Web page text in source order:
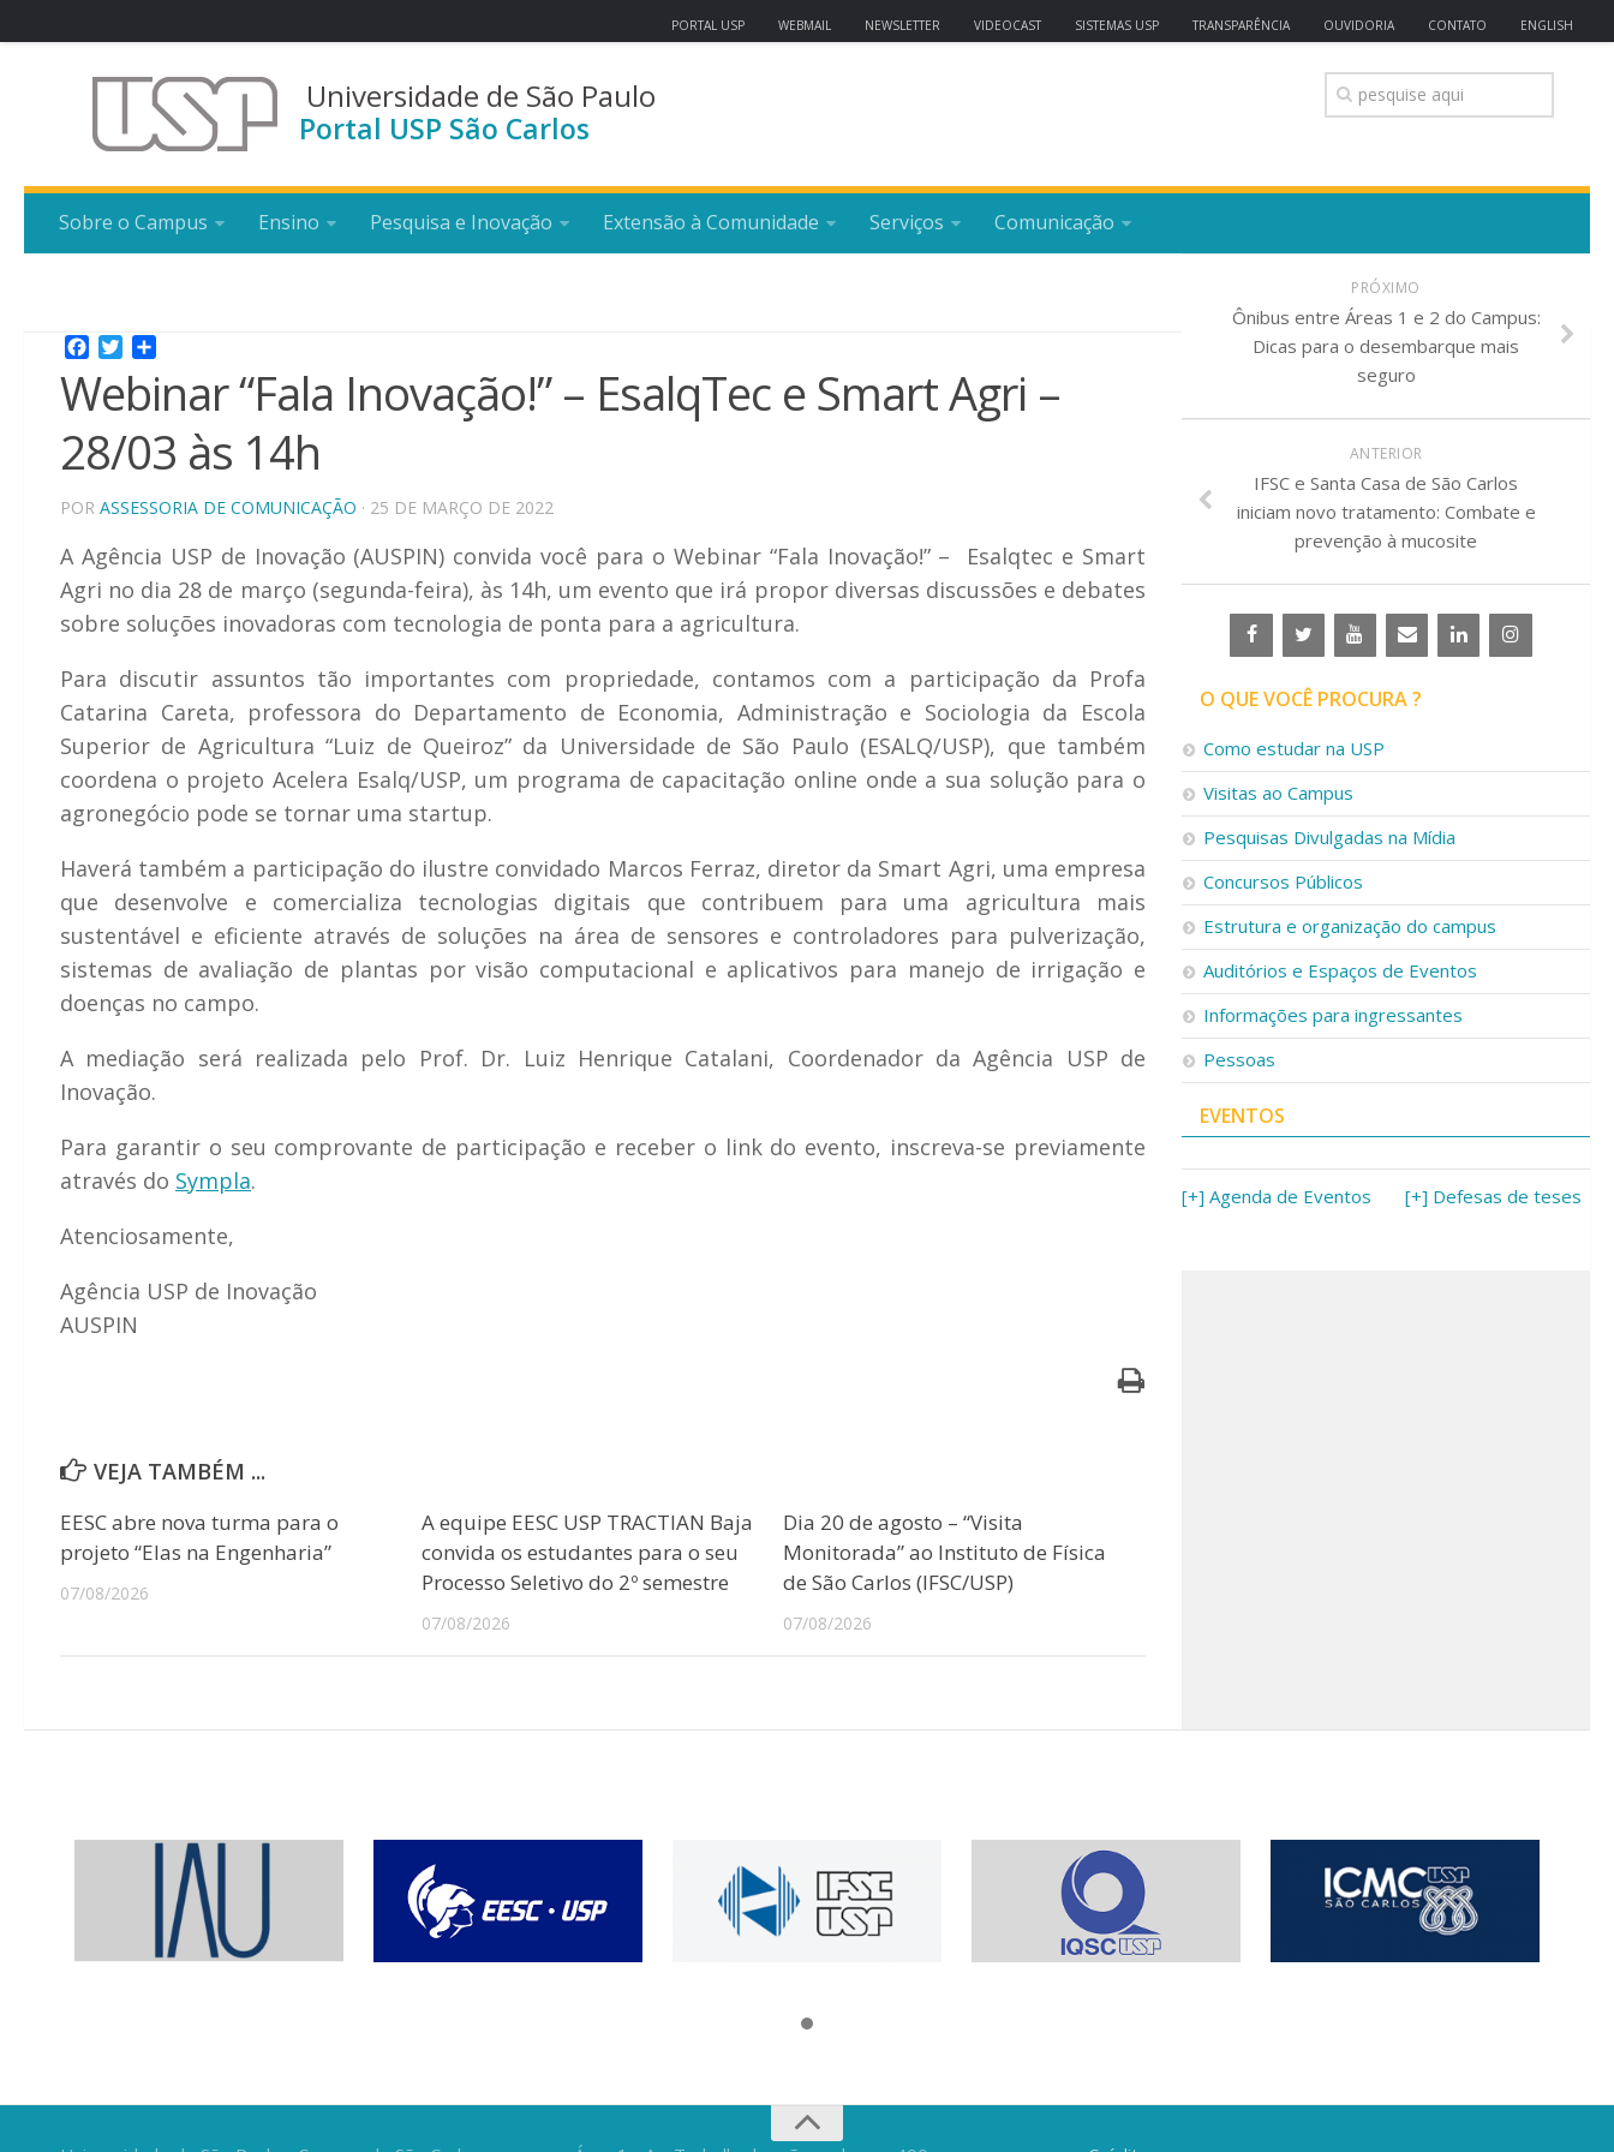
PORTAL USP WEBMAIL NEWSLETTER VIDEOCAST SISTEMAS USP TRANSPARÊNCIA OUVIDORIA CONTATO ENGLISH
Universidade de São Paulo
Portal USP São Carlos
Sobre o Campus Ensino Pesquisa e Inovação Extensão à Comunidade Serviços Comunicação
Facebook
Twitter
Webinar “Fala Inovação!” – EsalqTec e Smart Agri –
28/03 às 14h
POR ASSESSORIA DE COMUNICAÇÃO · 25 DE MARÇO DE 2022
A Agência USP de Inovação (AUSPIN) convida você para o Webinar “Fala Inovação!” – Esalqtec e Smart
Agri no dia 28 de março (segunda-feira), às 14h, um evento que irá propor diversas discussões e debates
sobre soluções inovadoras com tecnologia de ponta para a agricultura.
Para discutir assuntos tão importantes com propriedade, contamos com a participação da Profa
Catarina Careta, professora do Departamento de Economia, Administração e Sociologia da Escola
Superior de Agricultura “Luiz de Queiroz” da Universidade de São Paulo (ESALQ/USP), que também
coordena o projeto Acelera Esalq/USP, um programa de capacitação online onde a sua solução para o
agronegócio pode se tornar uma startup.
Haverá também a participação do ilustre convidado Marcos Ferraz, diretor da Smart Agri, uma empresa
que desenvolve e comercializa tecnologias digitais que contribuem para uma agricultura mais
sustentável e eficiente através de soluções na área de sensores e controladores para pulverização,
sistemas de avaliação de plantas por visão computacional e aplicativos para manejo de irrigação e
doenças no campo.
A mediação será realizada pelo Prof. Dr. Luiz Henrique Catalani, Coordenador da Agência USP de
Inovação.
Para garantir o seu comprovante de participação e receber o link do evento, inscreva-se previamente
através do Sympla.
Atenciosamente,
Agência USP de Inovação
AUSPIN
VEJA TAMBÉM ...
EESC abre nova turma para o
projeto “Elas na Engenharia”
07/08/2026
A equipe EESC USP TRACTIAN Baja
convida os estudantes para o seu
Processo Seletivo do 2º semestre
07/08/2026
Dia 20 de agosto – “Visita
Monitorada” ao Instituto de Física
de São Carlos (IFSC/USP)
07/08/2026
PRÓXIMO
Ônibus entre Áreas 1 e 2 do Campus:
Dicas para o desembarque mais
seguro
ANTERIOR
IFSC e Santa Casa de São Carlos
iniciam novo tratamento: Combate e
prevenção à mucosite
O QUE VOCÊ PROCURA ?
Como estudar na USP
Visitas ao Campus
Pesquisas Divulgadas na Mídia
Concursos Públicos
Estrutura e organização do campus
Auditórios e Espaços de Eventos
Informações para ingressantes
Pessoas
EVENTOS
[+] Agenda de Eventos [+] Defesas de teses